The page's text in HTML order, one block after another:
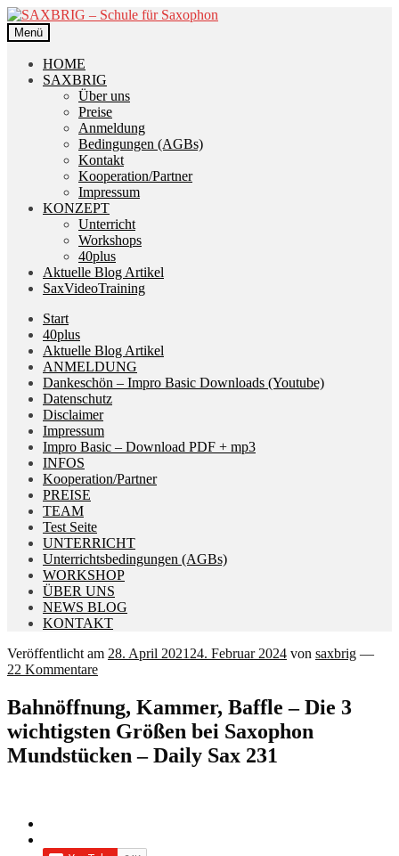
Zur
Navigation
springen
Zum
Inhalt
springen
Menü
HOME
SAXBRIG
Über uns
Preise
Anmeldung
Bedingungen (AGBs)
Kontakt
Kooperation/Partner
Impressum
KONZEPT
Unterricht
Workshops
40plus
Aktuelle Blog Artikel
SaxVideoTraining
Start
40plus
Aktuelle Blog Artikel
ANMELDUNG
Dankeschön – Impro Basic Downloads (Youtube)
Datenschutz
Disclaimer
Impressum
Impro Basic – Download PDF + mp3
INFOS
Kooperation/Partner
PREISE
TEAM
Test Seite
UNTERRICHT
Unterrichtsbedingungen (AGBs)
WORKSHOP
ÜBER UNS
NEWS BLOG
KONTAKT
Veröffentlicht am 28. April 2021 24. Februar 2024 von saxbrig —
22 Kommentare
Bahnöffnung, Kammer, Baffle – Die 3
wichtigsten Größen bei Saxophon
Mundstücken – Daily Sax 231